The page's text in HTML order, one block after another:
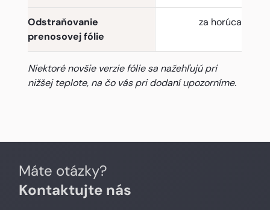
Odstraňovanie
prenosovej fólie
za horúca
Niektoré novšie verzie fólie sa nažehľujú pri
nižšej teplote, na čo vás pri dodaní upozorníme.
Máte otázky?
Kontaktujte nás